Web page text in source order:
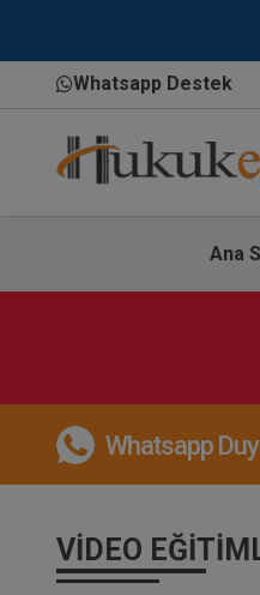
Whatsapp Destek
Ana
Whatsapp
VIDEO